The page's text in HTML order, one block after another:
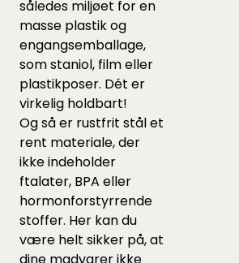
således miljøet for en
masse plastik og
engangsemballage,
som staniol, film eller
plastikposer. Dét er
virkelig holdbart!
Og så er rustfrit stål et
rent materiale, der
ikke indeholder
ftalater, BPA eller
hormonforstyrrende
stoffer. Her kan du
være helt sikker på, at
dine madvarer ikke